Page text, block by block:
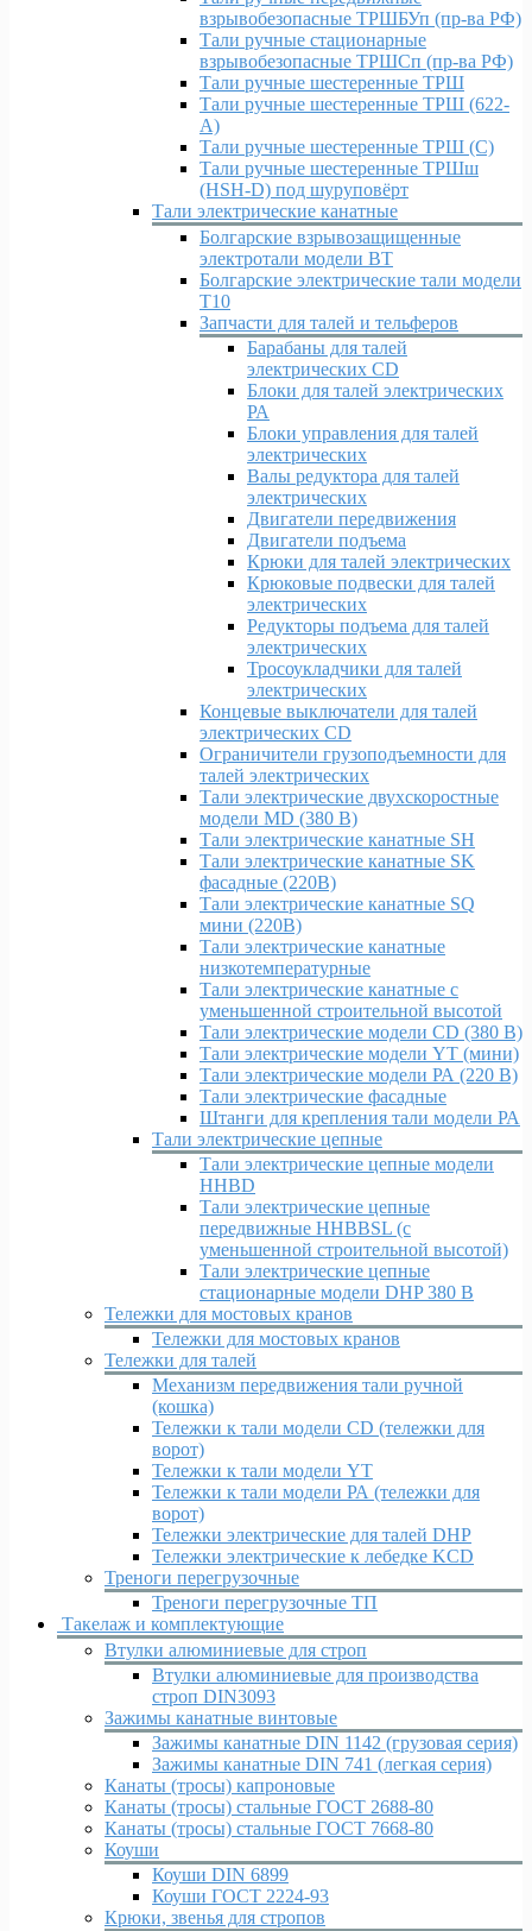
взрывобезопасные ТРШБУп (пр-ва РФ)
Тали ручные стационарные
взрывобезопасные ТРШСп (пр-ва РФ)
Тали ручные шестеренные ТРШ
Тали ручные шестеренные ТРШ (622-
A)
Тали ручные шестеренные ТРШ (С)
Тали ручные шестеренные ТРШш
(HSH-D) под шуруповёрт
Тали электрические канатные
Болгарские взрывозащищенные
электротали модели ВT
Болгарские электрические тали модели
T10
Запчасти для талей и тельферов
Барабаны для талей
электрических CD
Блоки для талей электрических
РА
Блоки управления для талей
электрических
Валы редуктора для талей
электрических
Двигатели передвижения
Двигатели подъема
Крюки для талей электрических
Крюковые подвески для талей
электрических
Редукторы подъема для талей
электрических
Тросоукладчики для талей
электрических
Концевые выключатели для талей
электрических CD
Ограничители грузоподъемности для
талей электрических
Тали электрические двухскоростные
модели MD (380 В)
Тали электрические канатные SH
Тали электрические канатные SK
фасадные (220В)
Тали электрические канатные SQ
мини (220В)
Тали электрические канатные
низкотемпературные
Тали электрические канатные с
уменьшенной строительной высотой
Тали электрические модели CD (380 В)
Тали электрические модели YT (мини)
Тали электрические модели РА (220 В)
Тали электрические фасадные
Штанги для крепления тали модели РА
Тали электрические цепные
Тали электрические цепные модели
HHBD
Тали электрические цепные
передвижные HHBBSL (с
уменьшенной строительной высотой)
Тали электрические цепные
стационарные модели DHP 380 В
Тележки для мостовых кранов
Тележки для мостовых кранов
Тележки для талей
Механизм передвижения тали ручной
(кошка)
Тележки к тали модели CD (тележки для
ворот)
Тележки к тали модели YT
Тележки к тали модели РА (тележки для
ворот)
Тележки электрические для талей DHP
Тележки электрические к лебедке KCD
Треноги перегрузочные
Треноги перегрузочные ТП
Такелаж и комплектующие
Втулки алюминиевые для строп
Втулки алюминиевые для производства
строп DIN3093
Зажимы канатные винтовые
Зажимы канатные DIN 1142 (грузовая серия)
Зажимы канатные DIN 741 (легкая серия)
Канаты (тросы) капроновые
Канаты (тросы) стальные ГОСТ 2688-80
Канаты (тросы) стальные ГОСТ 7668-80
Коуши
Коуши DIN 6899
Коуши ГОСТ 2224-93
Крюки, звенья для стропов